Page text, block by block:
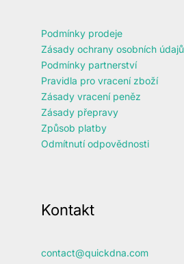
Podmínky prodeje
Zásady ochrany osobních údajů
Podmínky partnerství
Pravidla pro vracení zboží
Zásady vracení peněz
Zásady přepravy
Způsob platby
Odmítnutí odpovědnosti
Kontakt
contact@quickdna.com